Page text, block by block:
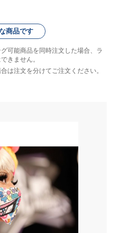
商品です
可能商品を同時注文した場合、ラ
きません。
は注文を分けてご注文ください。